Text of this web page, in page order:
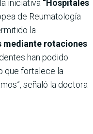
iniciativa “Hospitales
de Reumatología
la
mediante rotaciones
han podido
que fortalece la
señaló la doctora